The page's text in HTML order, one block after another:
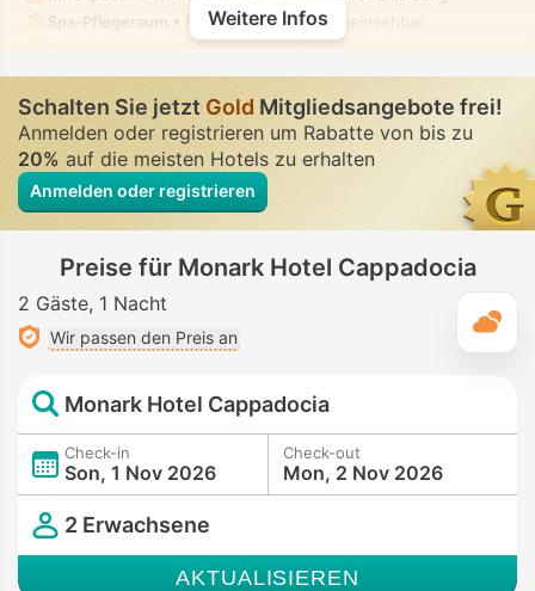
Spa-Pflegeraum
• Privat • Vollständig uneinsehbar
Toilette mit Bidet-Düse• In allen Zimmern
Weitere Infos
Schalten Sie jetztGold Mitgliedsangebote frei!
Anmelden oder registrieren um Rabatte von bis zu
20%auf die meisten Hotels zu erhalten
Anmelden oder registrieren
Preise für Monark Hotel Cappadocia
2 Gäste 1 Nacht
Wir passen den Preis an
Monark Hotel Cappadocia
Check-in
Son, 1 Nov 2026
Check-out
Mon, 2 Nov 2026
2 Erwachsene
AKTUALISIEREN